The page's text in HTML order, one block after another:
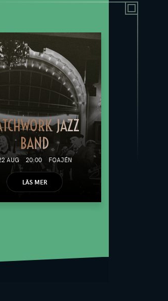
JAZZ
BAND
AUG 20:00 FOAJÉN
LÄS MER